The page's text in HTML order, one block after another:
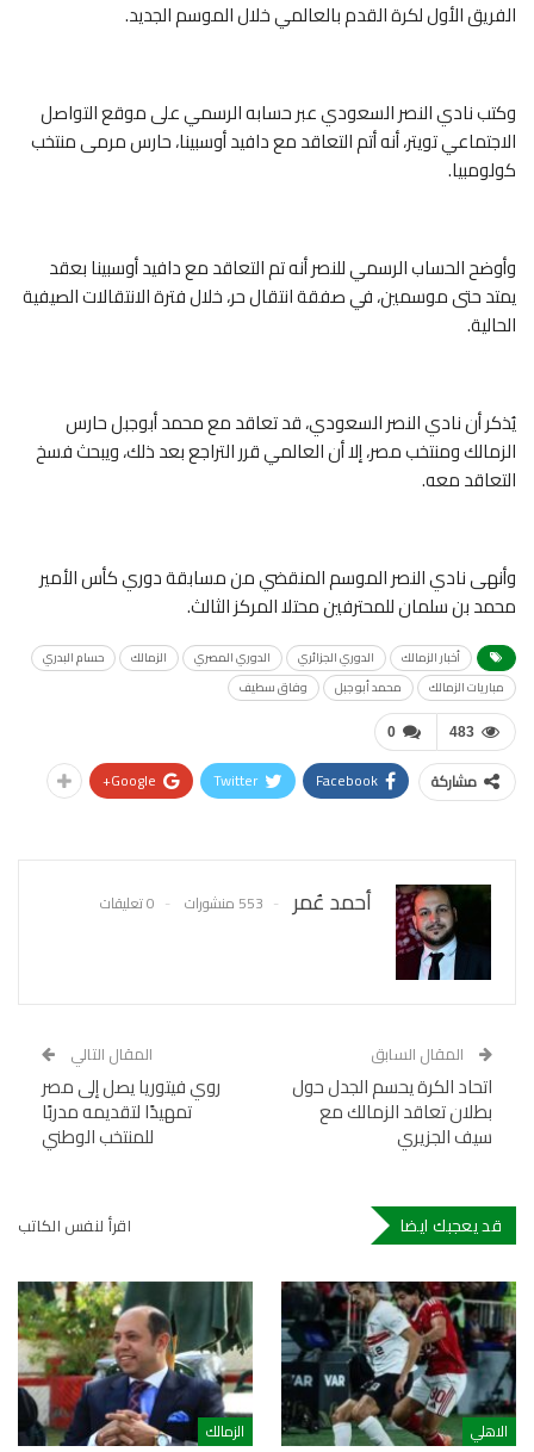
الفريق الأول لكرة القدم بالعالمي خلال الموسم الجديد.
وكتب نادي النصر السعودي عبر حسابه الرسمي على موقع التواصل
الاجتماعي تويتر، أنه أتم التعاقد مع دافيد أوسبينا، حارس مرمى منتخب
كولومبيا.
وأوضح الحساب الرسمي للنصر أنه تم التعاقد مع دافيد أوسبينا بعقد
يمتد حتى موسمين، في صفقة انتقال حر، خلال فترة الانتقالات الصيفية
الحالية.
يُذكر أن نادي النصر السعودي، قد تعاقد مع محمد أبوجبل حارس
الزمالك ومنتخب مصر، إلا أن العالمي قرر التراجع بعد ذلك، ويبحث فسخ
التعاقد معه.
وأنهى نادي النصر الموسم المنقضي من مسابقة دوري كأس الأمير
محمد بن سلمان للمحترفين محتلا المركز الثالث.
أخبار الزمالك الدوري الجزائري الدوري المصري الزمالك
حسام البدري
مباريات الزمالك
محمد أبو جبل وفاق سطيف
0 483
مشاركة Facebook
Twitter
Google+
أحمد عُمر 553 منشورات 0 تعليقات
المقال السابق
اتحاد الكرة يحسم الجدل حول
بطلان تعاقد الزمالك مع
سيف الجزيري
المقال التالي
روي فيتوريا يصل إلى مصر
تمهيدًا لتقديمه مدربًا
للمنتخب الوطني
قد يعجبك ايضا اقرأ لنفس الكاتب
الاهلي الزمالك